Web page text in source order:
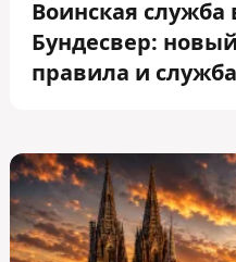
Воинская
Бундесвер:
правила и